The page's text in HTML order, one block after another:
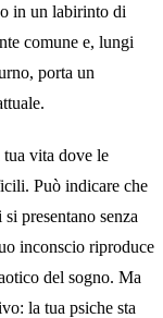
in un labirinto di
comune e, lungi
porta un
vita dove le
Può indicare che
presentano senza
inconscio riproduce
del sogno. Ma
la tua psiche sta